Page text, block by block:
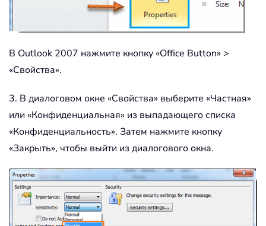
В Outlook 2007 нажмите кнопку «Office Button» >
«Свойства».
3. В диалоговом окне «Свойства» выберите «Частная»
или «Конфиденциальная» из выпадающего списка
«Конфиденциальность». Затем нажмите кнопку
«Закрыть», чтобы выйти из диалогового окна.